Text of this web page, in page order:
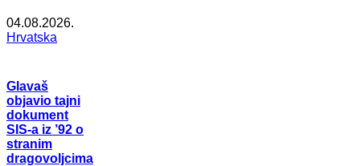
04.08.2026.
Hrvatska
Glavaš
objavio tajni
dokument
SIS-a iz ’92 o
stranim
dragovoljcima